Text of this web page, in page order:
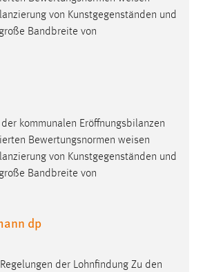
von Kunstgegenständen und
Bandbreite von
kommunalen Eröffnungsbilanzen
Bewertungsnormen weisen
von Kunstgegenständen und
Bandbreite von
dp
der Lohnfindung Zu den
werden von Drittanbietern
Werbung anzuzeigen.
sie Besucher über Websites